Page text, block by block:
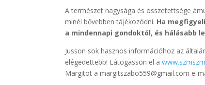
A természet nagysága és összetettsége
minél bővebben tájékozódni. Ha
a mindennapi gondoktól, és hálásabb
Jusson sok hasznos információhoz az
elégedettebb! Látogasson el a
Margitot a margitszabo559@gmail.com e-